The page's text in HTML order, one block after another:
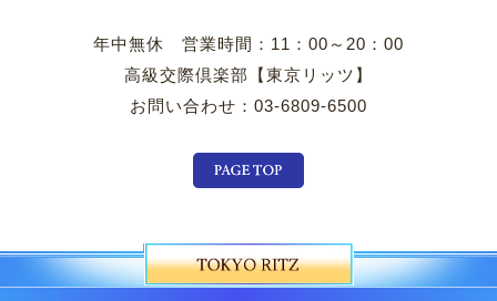
年中無休 営業時間：11：00～20：00
高級交際倶楽部【東京リッツ】
お問い合わせ：03-6809-6500